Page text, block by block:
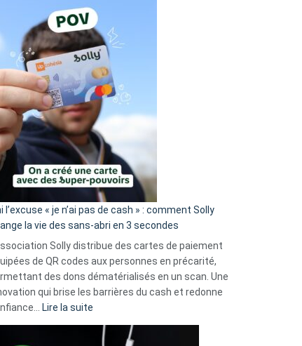
l’excuse « je n’ai pas de cash » : comment Solly
la vie des sans-abri en 3 secondes
Solly distribue des cartes de paiement
de QR codes aux personnes en précarité,
des dons dématérialisés en un scan. Une
qui brise les barrières du cash et redonne
Lire la suite
Fini
l’excuse